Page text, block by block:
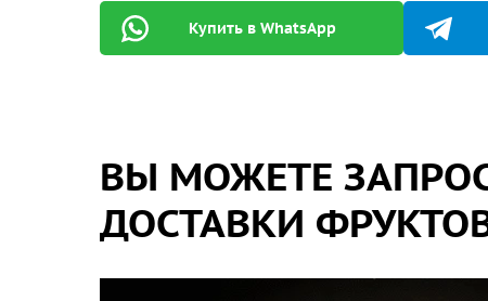
Купить в WhatsApp
ВЫ МОЖЕТЕ
ДОСТАВКИ